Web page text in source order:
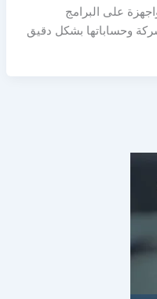
على البرامج
وحساباتها بشكل دقيق